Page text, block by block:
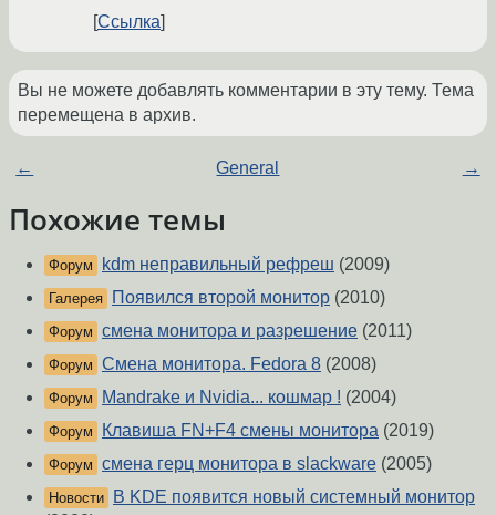
Ссылка
Вы не можете добавлять комментарии в эту тему. Тема
перемещена в архив.
← General →
Похожие темы
Форум kdm неправильный рефреш (2009)
Галерея Появился второй монитор (2010)
Форум смена монитора и разрешение (2011)
Форум Смена монитора. Fedora 8 (2008)
Форум Mandrake и Nvidia... кошмар ! (2004)
Форум Клавиша FN+F4 смены монитора (2019)
Форум смена герц монитора в slackware (2005)
Новости
В KDE появится новый системный монитор